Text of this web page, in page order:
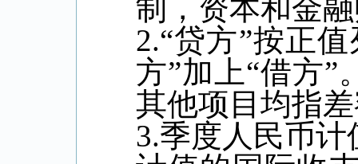
制，资本和金
2.“贷方”按正
方”加上“借方”
其他项目均指
3.季度人民币